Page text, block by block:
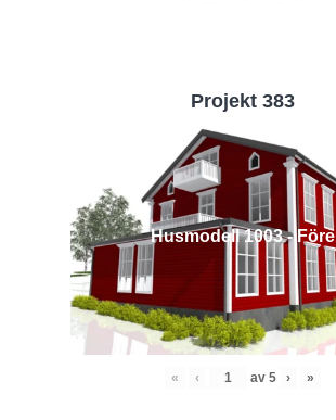
Projekt 383
Husmodell 1003 - Före
« ‹ av 5 › »